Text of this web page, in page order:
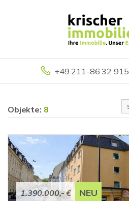
+49 211-86 32 915
Objekte: 8
1.390.000,- € NEU